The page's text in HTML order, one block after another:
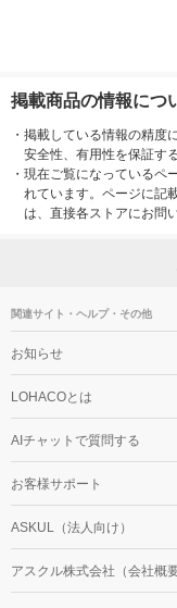
掲載商品の情報につ
・ 掲載している情報の精度
安全性、有用性を保証す
・ 現在ご覧になっているペ
れています。ページに記
は、直接各ストアにお問
関連サイト・ヘルプ・その他
お知らせ
LOHACOとは
AIチャットで質問する
お客様サポート
ASKUL（法人向け）
アスクル株式会社（会社概要